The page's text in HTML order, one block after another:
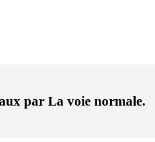
par La voie normale.